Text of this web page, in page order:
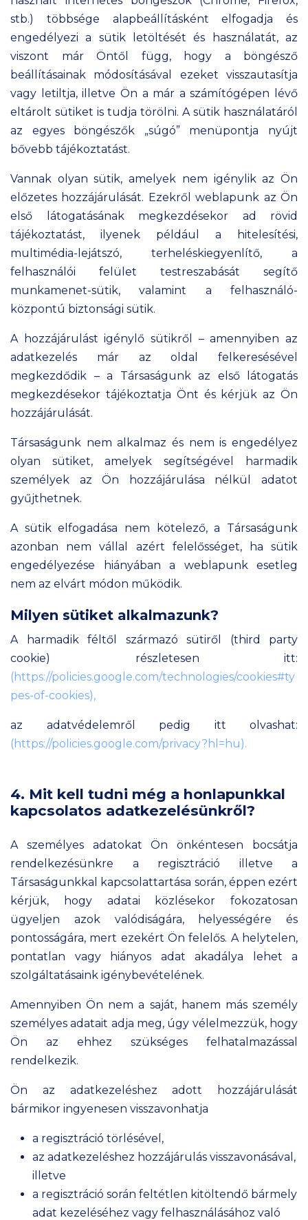
stb.) többsége alapbeállításként elfogadja és
engedélyezi a sütik letöltését és használatát, az
viszont már Öntől függ, hogy a böngésző
beállításainak módosításával ezeket visszautasítja
vagy letiltja, illetve Ön a már a számítógépen lévő
eltárolt sütiket is tudja törölni. A sütik használatáról
az egyes böngészők „súgó” menüpontja nyújt
bővebb tájékoztatást.
Vannak olyan sütik, amelyek nem igénylik az Ön
előzetes hozzájárulását. Ezekről weblapunk az Ön
első látogatásának megkezdésekor ad rövid
tájékoztatást, ilyenek például a hitelesítési,
multimédia-lejátszó, terheléskiegyenlítő, a
felhasználói felület testreszabását segítő
munkamenet-sütik, valamint a felhasználó-
központú biztonsági sütik.
A hozzájárulást igénylő sütikről – amennyiben az
adatkezelés már az oldal felkeresésével
megkezdődik – a Társaságunk az első látogatás
megkezdésekor tájékoztatja Önt és kérjük az Ön
hozzájárulását.
Társaságunk nem alkalmaz és nem is engedélyez
olyan sütiket, amelyek segítségével harmadik
személyek az Ön hozzájárulása nélkül adatot
gyűjthetnek.
A sütik elfogadása nem kötelező, a Társaságunk
azonban nem vállal azért felelősséget, ha sütik
engedélyezése hiányában a weblapunk esetleg
nem az elvárt módon működik.
Milyen sütiket alkalmazunk?
A harmadik féltől származó sütiről (third party
cookie) részletesen itt:
(https://policies.google.com/technologies/cookies#ty
pes-of-cookies),
az adatvédelemről pedig itt olvashat:
(https://policies.google.com/privacy?hl=hu).
4. Mit kell tudni még a honlapunkkal
kapcsolatos adatkezelésünkről?
A személyes adatokat Ön önkéntesen bocsátja
rendelkezésünkre a regisztráció illetve a
Társaságunkkal kapcsolattartása során, éppen ezért
kérjük, hogy adatai közlésekor fokozatosan
ügyeljen azok valódiságára, helyességére és
pontosságára, mert ezekért Ön felelős. A helytelen,
pontatlan vagy hiányos adat akadálya lehet a
szolgáltatásaink igénybevételének.
Amennyiben Ön nem a saját, hanem más személy
személyes adatait adja meg, úgy vélelmezzük, hogy
Ön az ehhez szükséges felhatalmazással
rendelkezik.
Ön az adatkezeléshez adott hozzájárulását
bármikor ingyenesen visszavonhatja
a regisztráció törlésével,
az adatkezeléshez hozzájárulás visszavonásával,
illetve
a regisztráció során feltétlen kitöltendő bármely
adat kezeléséhez vagy felhasználásához való